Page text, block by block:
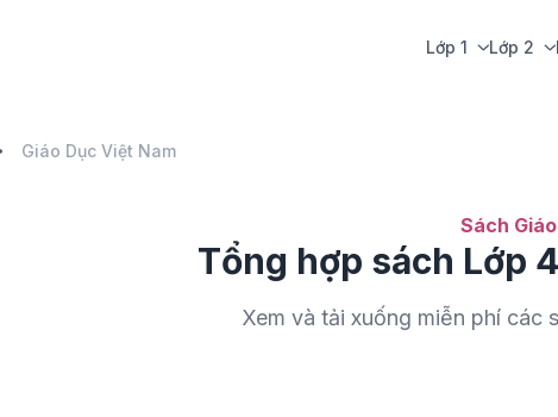
Lớp 1 Lớp 2
Giáo Dục Việt Nam
Sách
Tổng hợp sách Lớp
Xem và tải xuống miễn phí các